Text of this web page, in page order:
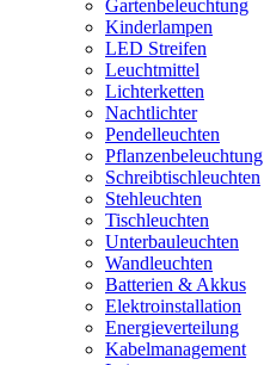
Gartenbeleuchtung
Kinderlampen
LED Streifen
Leuchtmittel
Lichterketten
Nachtlichter
Pendelleuchten
Pflanzenbeleuchtung
Schreibtischleuchten
Stehleuchten
Tischleuchten
Unterbauleuchten
Wandleuchten
Batterien & Akkus
Elektroinstallation
Energieverteilung
Kabelmanagement